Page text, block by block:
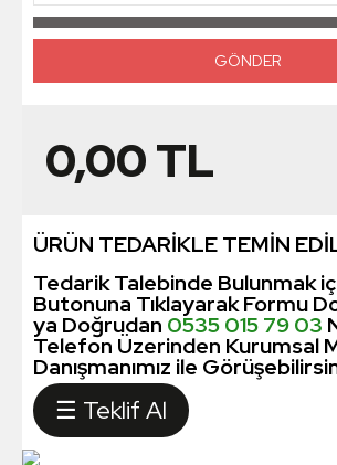
0,00TL
ÜRÜN TEDARİKLE TEMİN
Tedarik Talebinde Bulunmak
Butonuna Tıklayarak Formu
ya Doğrudan 0535 015 79 03
Telefon Üzerinden Kurumsal
Danışmanımız ile
☰ Teklif Al